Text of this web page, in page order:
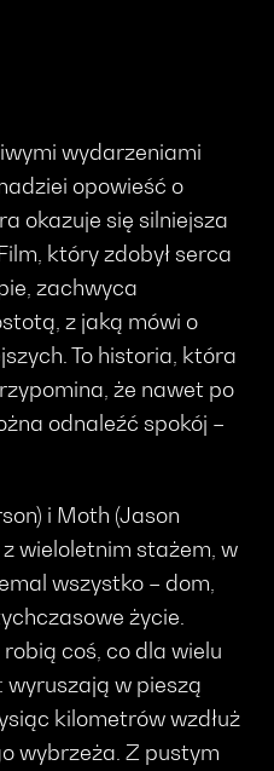
wydarzeniami
opowieść o
okazuje się silniejsza
który zdobył serca
zachwyca
z jaką mówi o
To historia, która
że nawet po
odnaleźć spokój –
i Moth (Jason
wieloletnim stażem, w
wszystko – dom,
życie.
coś, co dla wielu
wyruszają w pieszą
kilometrów wzdłuż
wybrzeża. Z pustym